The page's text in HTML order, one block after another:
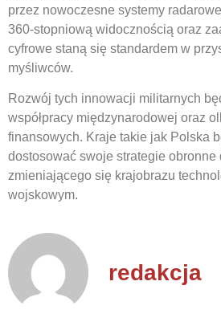
przez nowoczesne systemy
360-stopniową widocznością oraz
cyfrowe staną się standardem w
myśliwców.
Rozwój tych innowacji militarnych
współpracy międzynarodowej oraz
finansowych. Kraje takie jak Polska
dostosować swoje strategie obronne
zmieniającego się krajobrazu
wojskowym.
redakcja